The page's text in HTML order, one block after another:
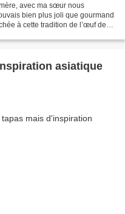
avec ma sœur nous
bien plus joli que gourmand
à cette tradition de l’œuf de
asiatique